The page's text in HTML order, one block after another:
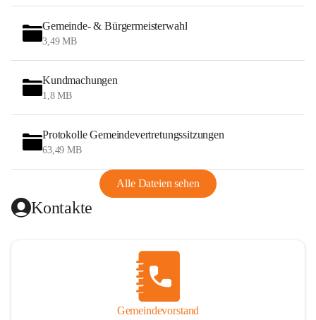
Gemeinde- & Bürgermeisterwahl
3,49 MB
Kundmachungen
1,8 MB
Protokolle Gemeindevertretungssitzungen
63,49 MB
Alle Dateien sehen
Kontakte
Gemeindevorstand